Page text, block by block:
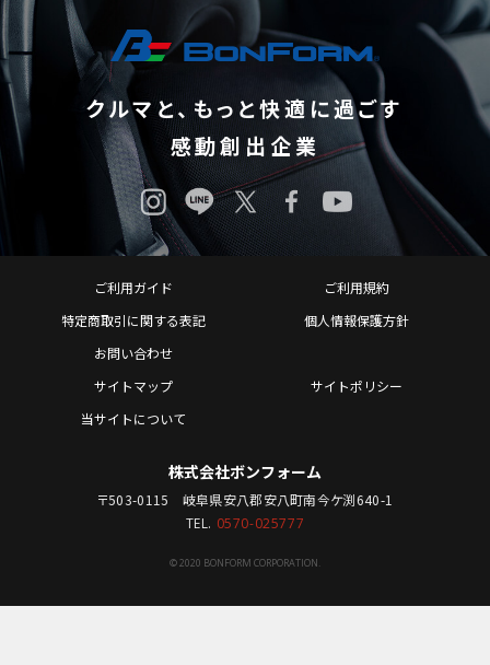
クルマと、もっと快適に過ごす
感動創出企業
ご利用ガイド
ご利用規約
特定商取引に関する表記
個人情報保護方針
お問い合わせ
サイトマップ
サイトポリシー
当サイトについて
株式会社ボンフォーム
〒503-0115 岐阜県安八郡安八町南今ケ渕640-1
TEL. 0570-025777
© 2020 BONFORM CORPORATION.